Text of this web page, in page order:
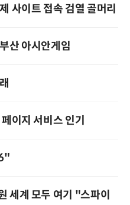
사이트 접속 검열 골머리
산 아시안게임
이지 서비스 인기
세계 모두 여기 "스파이